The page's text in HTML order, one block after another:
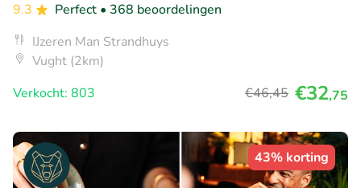
9.3
Perfect • 368 beoordelingen
IJzeren Man Strandhuys
Vught (2km)
Verkocht: 803
€46,45 €32,75
43% korting